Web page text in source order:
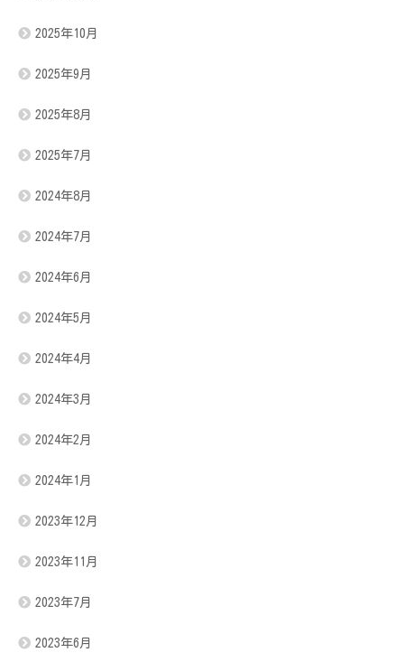
2025年10月
2025年9月
2025年8月
2025年7月
2024年8月
2024年7月
2024年6月
2024年5月
2024年4月
2024年3月
2024年2月
2024年1月
2023年12月
2023年11月
2023年7月
2023年6月